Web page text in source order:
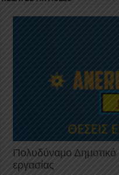
Πολυδύναμο
εργασίας